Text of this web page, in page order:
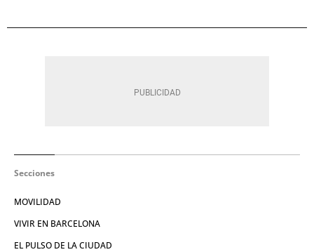
Secciones
MOVILIDAD
VIVIR EN BARCELONA
EL PULSO DE LA CIUDAD